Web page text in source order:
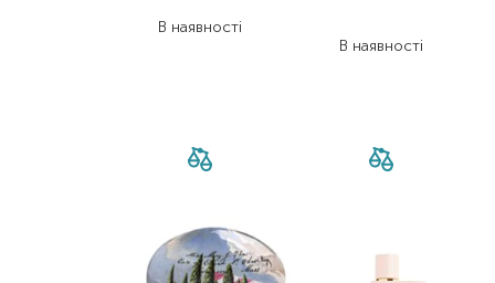
В наявності
В наявності